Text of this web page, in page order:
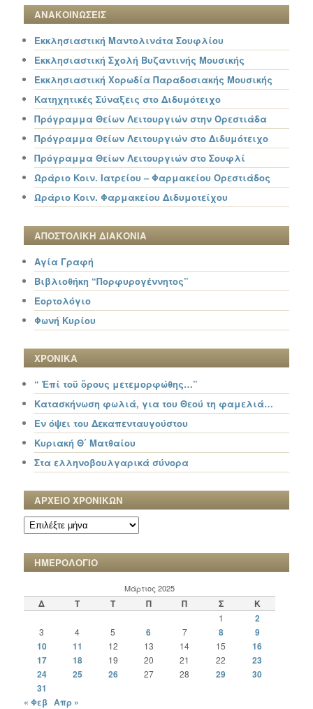
ΑΝΑΚΟΙΝΩΣΕΙΣ
Εκκλησιαστική Μαντολινάτα Σουφλίου
Εκκλησιαστική Σχολή Βυζαντινής Μουσικής
Εκκλησιαστική Χορωδία Παραδοσιακής Μουσικής
Κατηχητικές Σύναξεις στο Διδυμότειχο
Πρόγραμμα Θείων Λειτουργιών στην Ορεστιάδα
Πρόγραμμα Θείων Λειτουργιών στο Διδυμότειχο
Πρόγραμμα Θείων Λειτουργιών στο Σουφλί
Ωράριο Κοιν. Ιατρείου – Φαρμακείου Ορεστιάδος
Ωράριο Κοιν. Φαρμακείου Διδυμοτείχου
ΑΠΟΣΤΟΛΙΚΗ ΔΙΑΚΟΝΙΑ
Αγία Γραφή
Βιβλιοθήκη “Πορφυρογέννητος”
Εορτολόγιο
Φωνή Κυρίου
ΧΡΟΝΙΚΑ
“ Ἐπί τοῦ ὄρους μετεμορφώθης…”
Κατασκήνωση φωλιά, για του Θεού τη φαμελιά…
Εν όψει του Δεκαπενταυγούστου
Κυριακή Θ΄ Ματθαίου
Στα ελληνοβουλγαρικά σύνορα
ΑΡΧΕΙΟ ΧΡΟΝΙΚΩΝ
ΑΡΧΕΙΟ
ΧΡΟΝΙΚΩΝ
ΗΜΕΡΟΛΟΓΙΟ
Μάρτιος 2025
Δ Τ Τ Π Π Σ Κ
1 2
3 4 5 6 7 8
9
10
11 12 13 14 15
16
17
18 19 20 21 22
23
24
25 26 27 28 29
30
31
« Φεβ Απρ »